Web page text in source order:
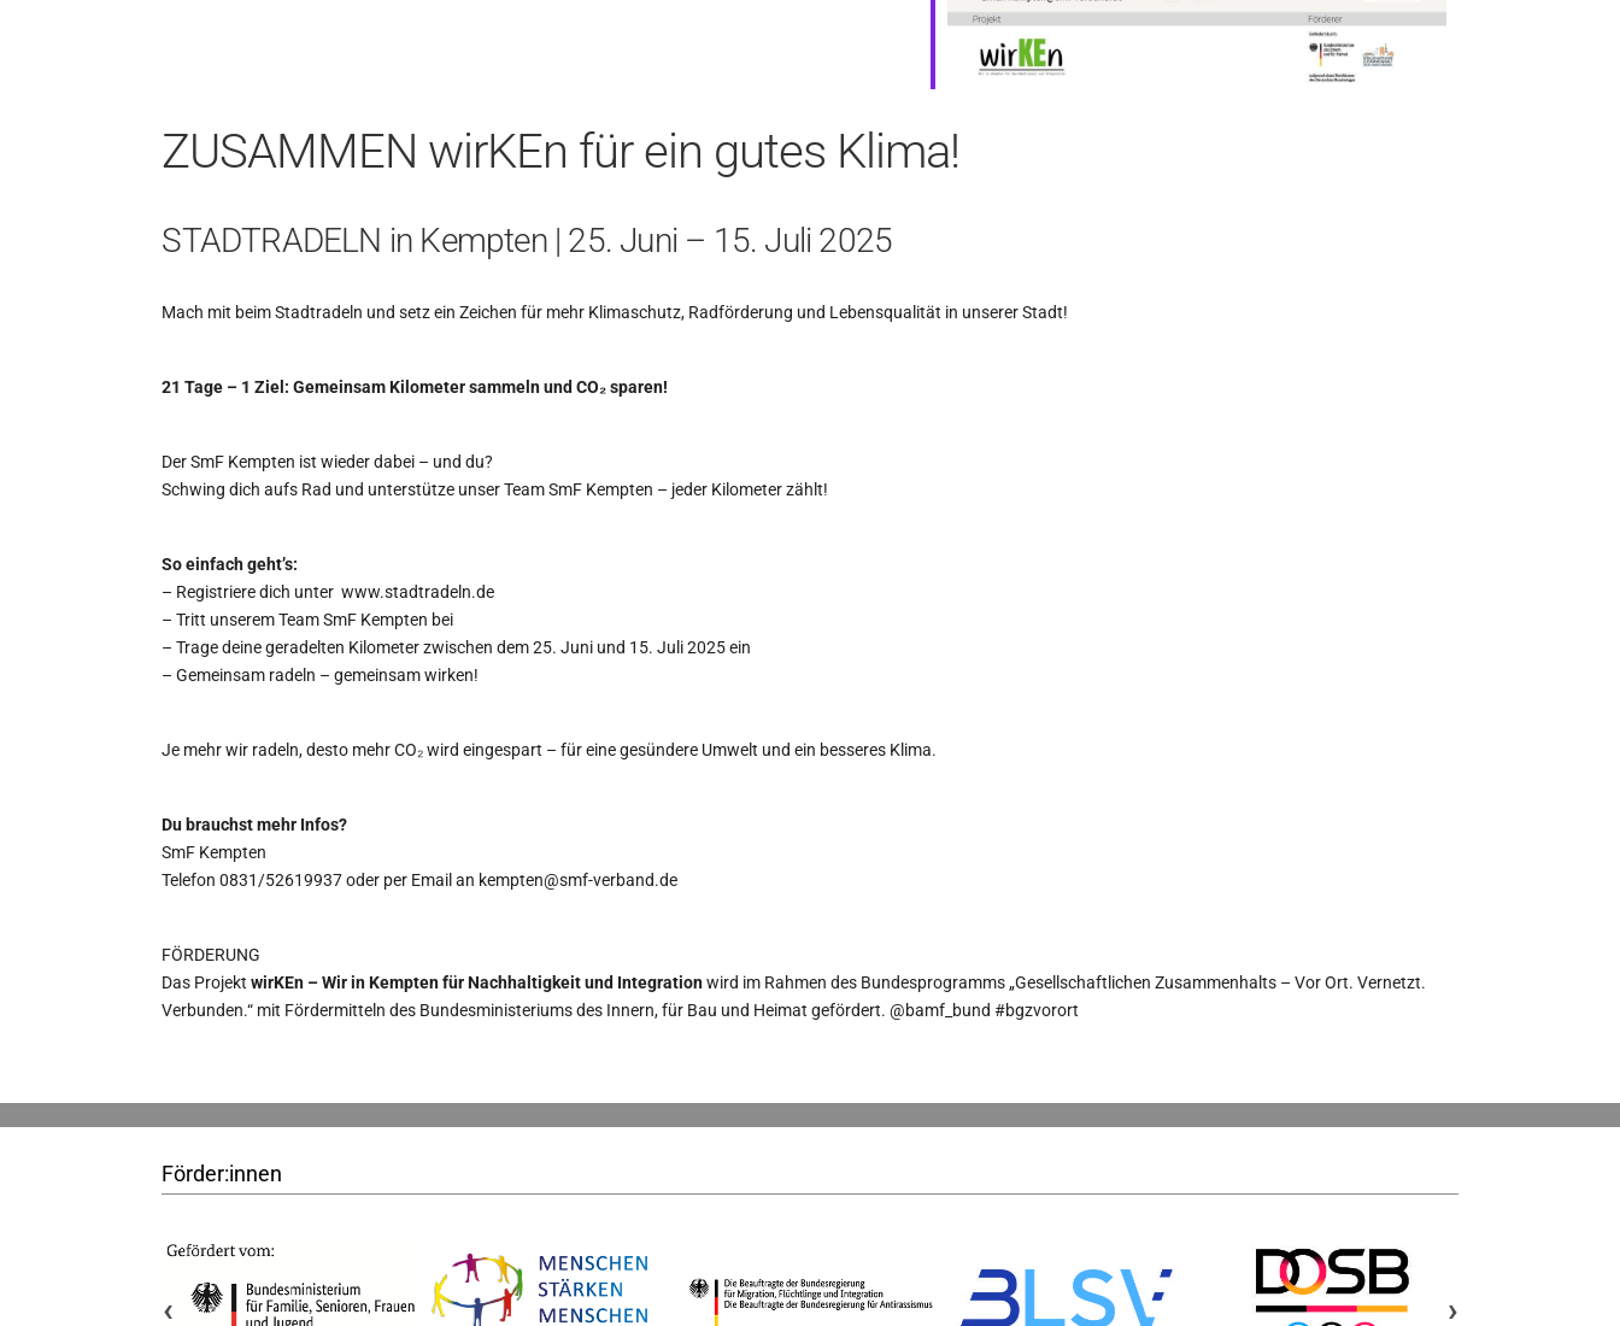
ZUSAMMEN wirKEn für ein gutes Klima!
STADTRADELN in Kempten | 25. Juni – 15. Juli 2025
Mach mit beim Stadtradeln und setz ein Zeichen für mehr Klimaschutz, Radförderung und Lebensqualität in unserer Stadt!
21 Tage – 1 Ziel: Gemeinsam Kilometer sammeln und CO₂ sparen!
Der SmF Kempten ist wieder dabei – und du?
Schwing dich aufs Rad und unterstütze unser Team SmF Kempten – jeder Kilometer zählt!
So einfach geht’s:
– Registriere dich unter www.stadtradeln.de
– Tritt unserem Team SmF Kempten bei
– Trage deine geradelten Kilometer zwischen dem 25. Juni und 15. Juli 2025 ein
– Gemeinsam radeln – gemeinsam wirken!
Je mehr wir radeln, desto mehr CO₂ wird eingespart – für eine gesündere Umwelt und ein besseres Klima.
Du brauchst mehr Infos?
SmF Kempten
Telefon 0831/52619937 oder per Email an kempten@smf-verband.de
FÖRDERUNG
Das ProjektwirKEn – Wir in Kempten für Nachhaltigkeit und Integrationwird im Rahmen des Bundesprogramms „Gesellschaftlichen Zusammenhalts – Vor Ort. Vernetzt.
Verbunden.“ mit Fördermitteln des Bundesministeriums des Innern, für Bau und Heimat gefördert. @bamf_bund #bgzvorort
Förder:innen
‹ ›